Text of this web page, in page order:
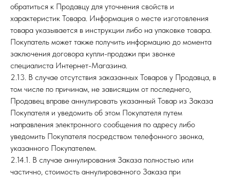
обратиться к Продавцу для уточнения свойств и
характеристик Товара. Информация о месте изготовления
товара указывается в инструкции либо на упаковке товара.
Покупатель может также получить информацию до момента
заключения договора купли-продажи при звонке
специалиста Интернет-Магазина.
2.13. В случае отсутствия заказанных Товаров у Продавца, в
том числе по причинам, не зависящим от последнего,
Продавец вправе аннулировать указанный Товар из Заказа
Покупателя и уведомить об этом Покупателя путем
направления электронного сообщения по адресу либо
уведомить Покупателя посредством телефонного звонка,
указанного Покупателем.
2.14.1. В случае аннулирования Заказа полностью или
частично, стоимость аннулированного Заказа при